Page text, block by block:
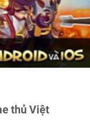
thủ Việt